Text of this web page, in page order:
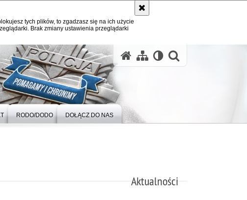
tych plików, to zgadzasz się na ich użycie
Brak zmiany ustawienia przeglądarki
RODO/DODO DOŁĄCZ DO NAS
Aktualności